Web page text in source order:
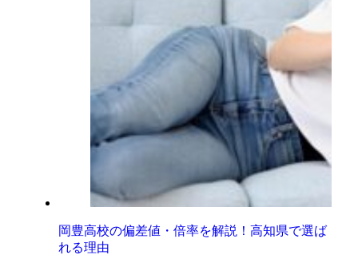
岡豊高校の偏差値・倍率を解説！高知県で選ば
れる理由